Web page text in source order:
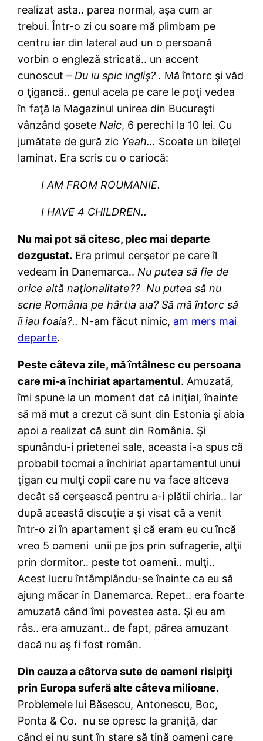
realizat asta.. parea normal, aşa cum ar
trebui. Într-o zi cu soare mă plimbam pe
centru iar din lateral aud un o persoană
vorbin o engleză stricată.. un accent
cunoscut – Du iu spic ingliş? . Mă întorc şi văd
o ţigancă.. genul acela pe care le poţi vedea
în faţă la Magazinul unirea din Bucureşti
vânzând şosete Naic, 6 perechi la 10 lei. Cu
jumătate de gură zic Yeah… Scoate un bileţel
laminat. Era scris cu o cariocă:
I AM FROM ROUMANIE.
I HAVE 4 CHILDREN..
Nu mai pot să citesc, plec mai departe
dezgustat. Era primul cerşetor pe care îl
vedeam în Danemarca.. Nu putea să fie de
orice altă naţionalitate?? Nu putea să nu
scrie România pe hârtia aia? Să mă întorc să
îi iau foaia?.. N-am făcut nimic, am mers mai
departe.
Peste câteva zile, mă întâlnesc cu persoana
care mi-a închiriat apartamentul. Amuzată,
îmi spune la un moment dat că iniţial, înainte
să mă mut a crezut că sunt din Estonia şi abia
apoi a realizat că sunt din România. Şi
spunându-i prietenei sale, aceasta i-a spus că
probabil tocmai a închiriat apartamentul unui
ţigan cu mulţi copii care nu va face altceva
decât să cerşească pentru a-i plătii chiria.. Iar
după această discuţie a şi visat că a venit
într-o zi în apartament şi că eram eu cu încă
vreo 5 oameni unii pe jos prin sufragerie, alţii
prin dormitor.. peste tot oameni.. mulţi..
Acest lucru întâmplându-se înainte ca eu să
ajung măcar în Danemarca. Repet.. era foarte
amuzată când îmi povestea asta. Şi eu am
râs.. era amuzant.. de fapt, părea amuzant
dacă nu aş fi fost român.
Din cauza a câtorva sute de oameni risipiţi
prin Europa suferă alte câteva milioane.
Problemele lui Băsescu, Antonescu, Boc,
Ponta & Co. nu se opresc la graniţă, dar
când ei nu sunt în stare să ţină oameni care